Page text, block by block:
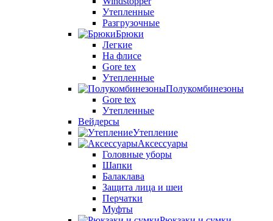
Утепленные
Разгрузочные
Брюки
Легкие
На флисе
Gore tex
Утепленные
Полукомбинезоны
Gore tex
Утепленные
Вейдерсы
Утепление
Аксессуары
Головные уборы
Шапки
Балаклава
Защита лица и шеи
Перчатки
Муфты